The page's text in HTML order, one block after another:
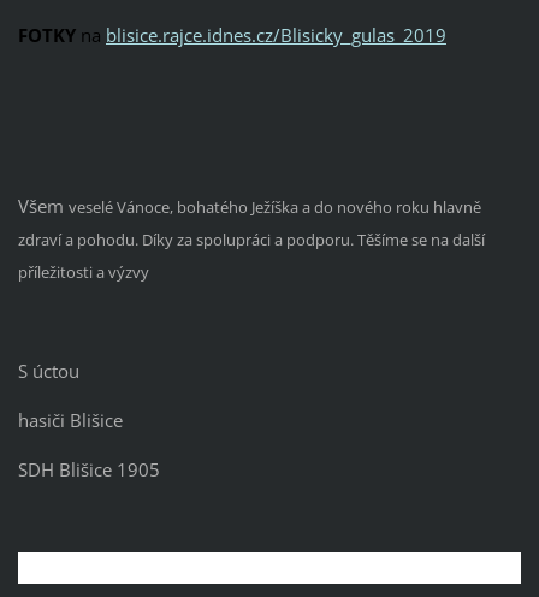
FOTKY na blisice.rajce.idnes.cz/Blisicky_gulas_2019
Všem veselé Vánoce, bohatého Ježíška a do nového roku hlavně
zdraví a pohodu. Díky za spolupráci a podporu. Těšíme se na další
příležitosti a výzvy
S úctou
hasiči Blišice
SDH Blišice 1905